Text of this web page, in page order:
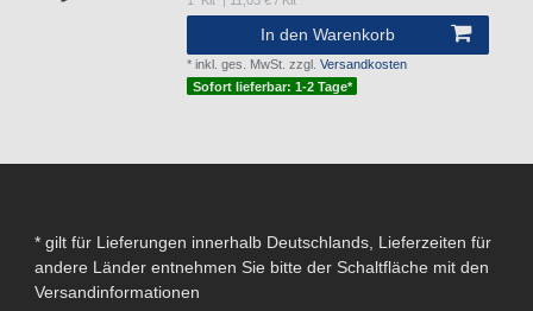
In den Warenkorb
*inkl. ges. MwSt. zzgl.Versandkosten
Sofort lieferbar: 1-2 Tage*
* gilt für Lieferungen innerhalb Deutschlands, Lieferzeiten für
andere Länder entnehmen Sie bitte der Schaltfläche mit den
Versandinformationen